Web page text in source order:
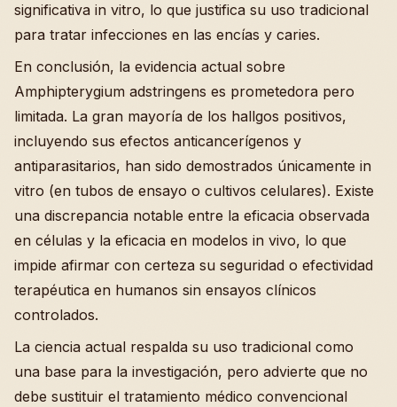
significativa in vitro, lo que justifica su uso tradicional
para tratar infecciones en las encías y caries.
En conclusión, la evidencia actual sobre
Amphipterygium adstringens es prometedora pero
limitada. La gran mayoría de los hallgos positivos,
incluyendo sus efectos anticancerígenos y
antiparasitarios, han sido demostrados únicamente in
vitro (en tubos de ensayo o cultivos celulares). Existe
una discrepancia notable entre la eficacia observada
en células y la eficacia en modelos in vivo, lo que
impide afirmar con certeza su seguridad o efectividad
terapéutica en humanos sin ensayos clínicos
controlados.
La ciencia actual respalda su uso tradicional como
una base para la investigación, pero advierte que no
debe sustituir el tratamiento médico convencional